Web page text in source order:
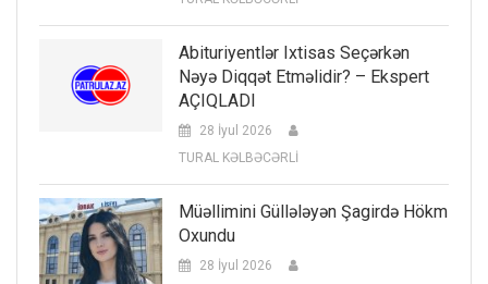
Abituriyentlər Ixtisas Seçərkən
Nəyə Diqqət Etməlidir? – Ekspert
AÇIQLADI
28 İyul 2026
TURAL KƏLBƏCƏRLİ
Müəllimini Güllələyən Şagirdə Hökm
Oxundu
28 İyul 2026